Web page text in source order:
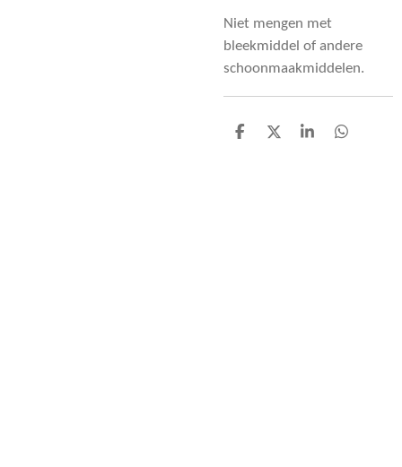
Niet mengen met
bleekmiddel of andere
schoonmaakmiddelen.
D
D
S
D